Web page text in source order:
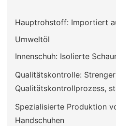
Hauptrohstoff: Importiert
Umweltöl
Innenschuh: Isolierte
Qualitätskontrolle: Strenger
Qualitätskontrollprozess,
Spezialisierte Produktion
Handschuhen